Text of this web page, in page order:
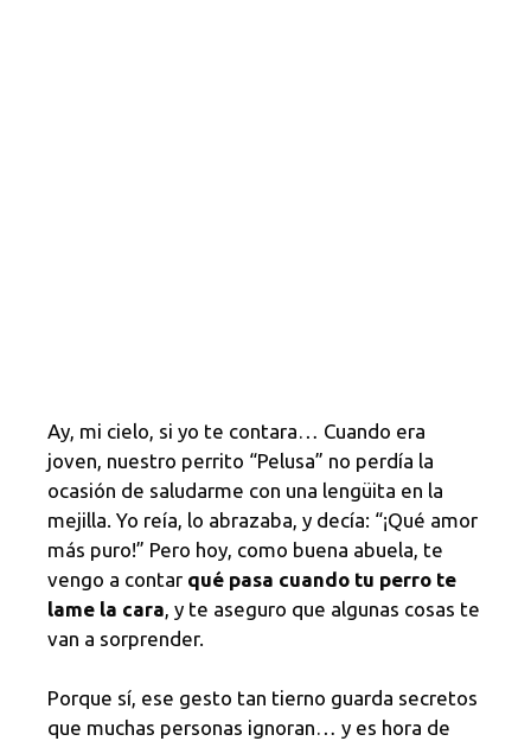
Ay, mi cielo, si yo te contara… Cuando era
joven, nuestro perrito “Pelusa” no perdía la
ocasión de saludarme con una lengüita en la
mejilla. Yo reía, lo abrazaba, y decía: “¡Qué amor
más puro!” Pero hoy, como buena abuela, te
vengo a contar qué pasa cuando tu perro te
lame la cara , y te aseguro que algunas cosas te
van a sorprender.
Porque sí, ese gesto tan tierno guarda secretos
que muchas personas ignoran… y es hora de